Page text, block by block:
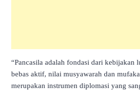
“Pancasila adalah fondasi dari kebijakan
bebas aktif, nilai musyawarah dan
merupakan instrumen diplomasi yang